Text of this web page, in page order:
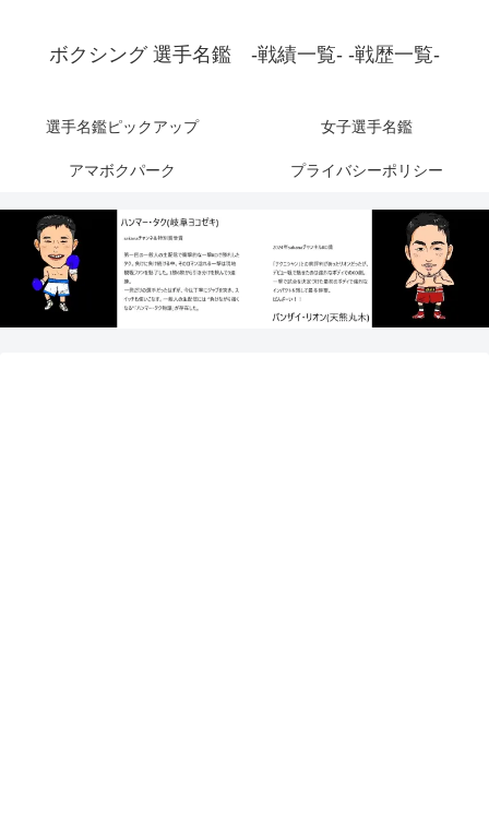
ボクシング 選手名鑑 -戦績一覧- -戦歴一覧-
選手名鑑ピックアップ 女子選手名鑑
アマボクパーク プライバシーポリシー